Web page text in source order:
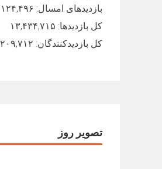
بازدیدهای امسال: ۱۲۴,۴۹۶
کل بازدیدها: ۱۳,۴۳۴,۷۱۵
کل بازدیدکنند‌گان: ۲۰۹,۷۱۲
تصویر روز